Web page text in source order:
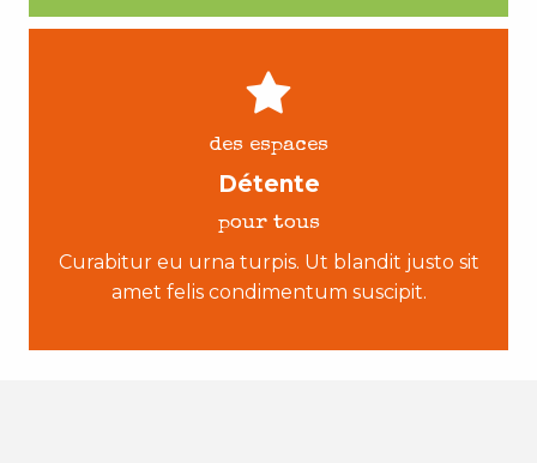
des espaces
Détente
pour tous
Curabitur eu urna turpis. Ut blandit justo sit
amet felis condimentum suscipit.